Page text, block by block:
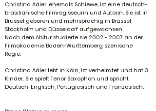
Christina Adler, ehemals Schiewe, ist eine deutsch-
brasilianische Filmregisseurin und Autorin. Sie ist in
Brüssel geboren und mehrsprachig in Brüssel,
Stockholm und Düsseldorf aufgewachsen.
Nach dem Abitur studierte sie 2002 - 2007 an der
Filmakademie Baden-Württemberg szenische
Regie.
Christina Adler lebt in Köln, ist verheiratet und hat 3
Kinder. Sie spielt Tenor Saxophon und spricht
Deutsch, Englisch, Portugiesisch und Französisch.